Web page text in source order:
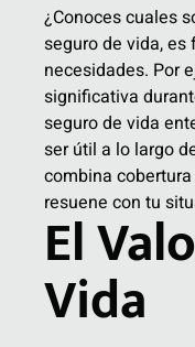
¿Conoces cuales
seguro de vida,
necesidades. Por
significativa
seguro de vida
ser útil a lo largo
combina
resuene con tu
El
Vida